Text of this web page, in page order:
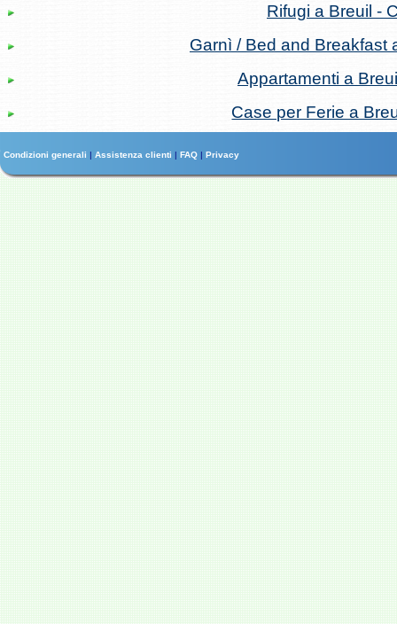
Rifugi a Breuil -
Garnì / Bed and Breakfast
Appartamenti a
Case per Ferie a
Condizioni generali | Assistenza clienti | FAQ | Privacy